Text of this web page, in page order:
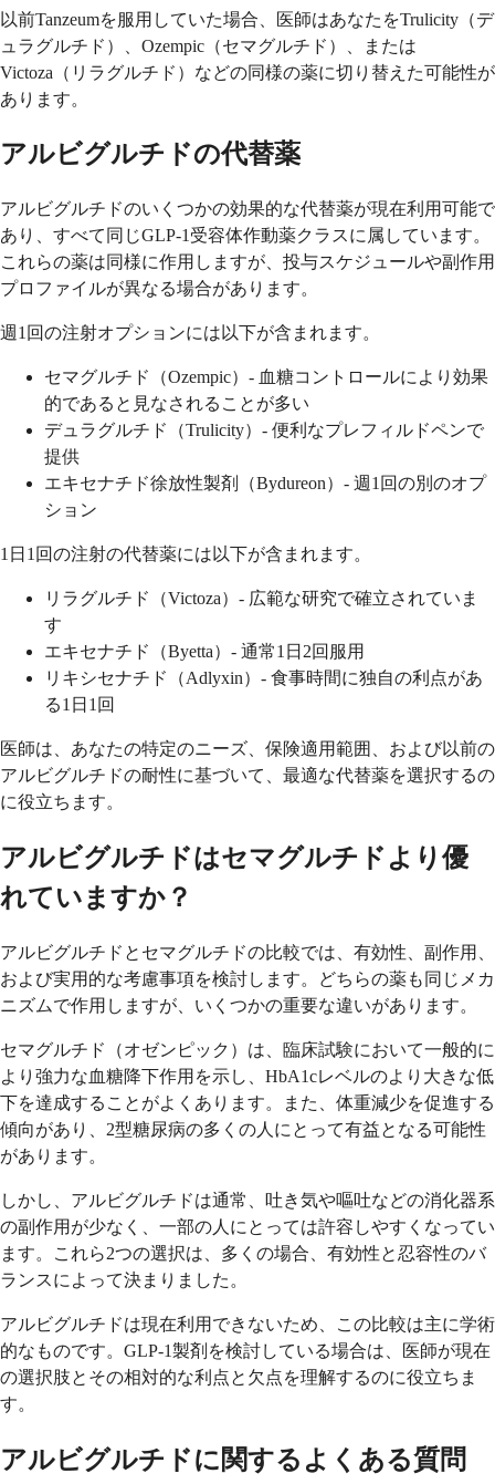
以前Tanzeumを服用していた場合、医師はあなたをTrulicity（デ
ュラグルチド）、Ozempic（セマグルチド）、または
Victoza（リラグルチド）などの同様の薬に切り替えた可能性が
あります。
アルビグルチドの代替薬
アルビグルチドのいくつかの効果的な代替薬が現在利用可能で
あり、すべて同じGLP-1受容体作動薬クラスに属しています。
これらの薬は同様に作用しますが、投与スケジュールや副作用
プロファイルが異なる場合があります。
週1回の注射オプションには以下が含まれます。
セマグルチド（Ozempic）- 血糖コントロールにより効果
的であると見なされることが多い
デュラグルチド（Trulicity）- 便利なプレフィルドペンで
提供
エキセナチド徐放性製剤（Bydureon）- 週1回の別のオプ
ション
1日1回の注射の代替薬には以下が含まれます。
リラグルチド（Victoza）- 広範な研究で確立されていま
す
エキセナチド（Byetta）- 通常1日2回服用
リキシセナチド（Adlyxin）- 食事時間に独自の利点があ
る1日1回
医師は、あなたの特定のニーズ、保険適用範囲、および以前の
アルビグルチドの耐性に基づいて、最適な代替薬を選択するの
に役立ちます。
アルビグルチドはセマグルチドより優
れていますか？
アルビグルチドとセマグルチドの比較では、有効性、副作用、
および実用的な考慮事項を検討します。どちらの薬も同じメカ
ニズムで作用しますが、いくつかの重要な違いがあります。
セマグルチド（オゼンピック）は、臨床試験において一般的に
より強力な血糖降下作用を示し、HbA1cレベルのより大きな低
下を達成することがよくあります。また、体重減少を促進する
傾向があり、2型糖尿病の多くの人にとって有益となる可能性
があります。
しかし、アルビグルチドは通常、吐き気や嘔吐などの消化器系
の副作用が少なく、一部の人にとっては許容しやすくなってい
ます。これら2つの選択は、多くの場合、有効性と忍容性のバ
ランスによって決まりました。
アルビグルチドは現在利用できないため、この比較は主に学術
的なものです。GLP-1製剤を検討している場合は、医師が現在
の選択肢とその相対的な利点と欠点を理解するのに役立ちま
す。
アルビグルチドに関するよくある質問